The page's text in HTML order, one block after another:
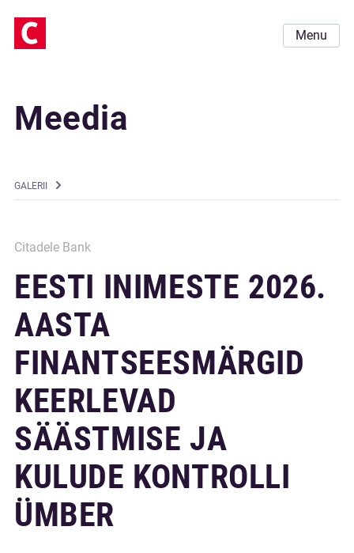
Menu
Meedia
GALERII
Citadele Bank
EESTI INIMESTE 2026.
AASTA
FINANTSEESMÄRGID
KEERLEVAD
SÄÄSTMISE JA
KULUDE KONTROLLI
ÜMBER